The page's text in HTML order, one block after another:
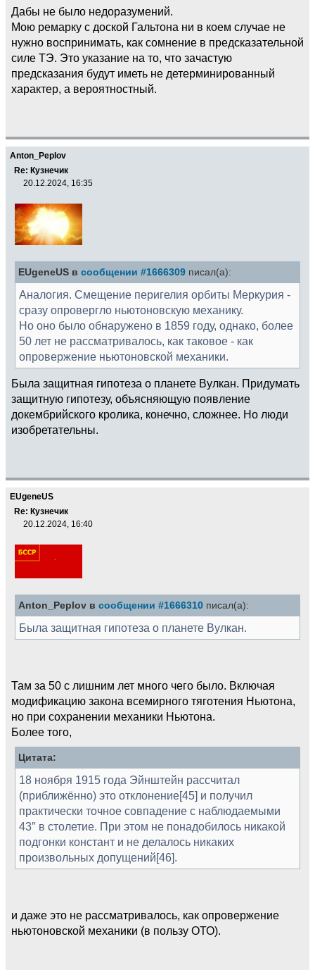
Дабы не было недоразумений.
Мою ремарку с доской Гальтона ни в коем случае не
нужно воспринимать, как сомнение в предсказательной
силе ТЭ. Это указание на то, что зачастую
предсказания будут иметь не детерминированный
характер, а вероятностный.
Anton_Peplov
Re: Кузнечик
20.12.2024, 16:35
EUgeneUS в сообщении #1666309 писал(а):
Аналогия. Смещение перигелия орбиты Меркурия -
сразу опровергло ньютоновскую механику.
Но оно было обнаружено в 1859 году, однако, более
50 лет не рассматривалось, как таковое - как
опровержение ньютоновской механики.
Была защитная гипотеза о планете Вулкан. Придумать
защитную гипотезу, объясняющую появление
докембрийского кролика, конечно, сложнее. Но люди
изобретательны.
EUgeneUS
Re: Кузнечик
20.12.2024, 16:40
Anton_Peplov в сообщении #1666310 писал(а):
Была защитная гипотеза о планете Вулкан.
Там за 50 с лишним лет много чего было. Включая
модификацию закона всемирного тяготения Ньютона,
но при сохранении механики Ньютона.
Более того,
Цитата:
18 ноября 1915 года Эйнштейн рассчитал
(приближённо) это отклонение[45] и получил
практически точное совпадение с наблюдаемыми
43″ в столетие. При этом не понадобилось никакой
подгонки констант и не делалось никаких
произвольных допущений[46].
и даже это не рассматривалось, как опровержение
ньютоновской механики (в пользу ОТО).